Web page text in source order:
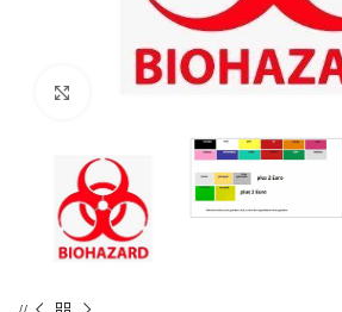
Klick zum Vergrößern